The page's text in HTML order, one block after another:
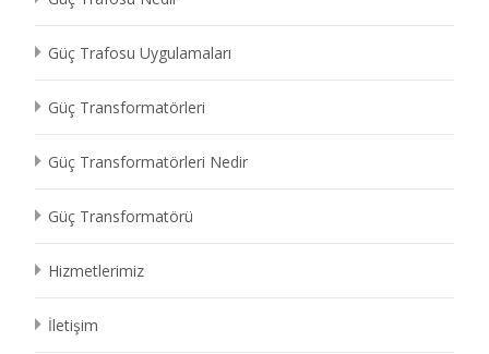
Güç Trafosu Uygulamaları
Güç Transformatörleri
Güç Transformatörleri Nedir
Güç Transformatörü
Hizmetlerimiz
İletişim